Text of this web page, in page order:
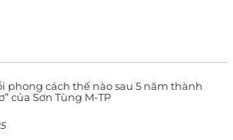
phong cách thế nào sau 5 năm thành
của Sơn Tùng M-TP